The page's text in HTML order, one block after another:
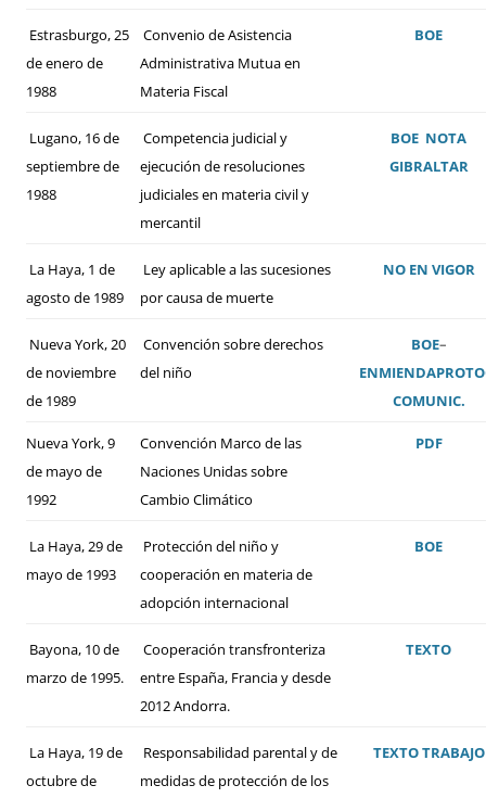
Estrasburgo, 25
de enero de
1988
Convenio de Asistencia
Administrativa Mutua en
Materia Fiscal
BOE
Lugano, 16 de
septiembre de
1988
Competencia judicial y
ejecución de resoluciones
judiciales en materia civil y
mercantil
BOE NOTA
GIBRALTAR
La Haya, 1 de
agosto de 1989
Ley aplicable a las sucesiones
por causa de muerte
NO EN VIGOR
Nueva York, 20
de noviembre
de 1989
Convención sobre derechos
del niño
BOE–
ENMIENDA
COMUNIC.
Nueva York, 9
de mayo de
1992
Convención Marco de las
Naciones Unidas sobre
Cambio Climático
PDF
La Haya, 29 de
mayo de 1993
Protección del niño y
cooperación en materia de
adopción internacional
BOE
Bayona, 10 de
marzo de 1995.
Cooperación transfronteriza
entre España, Francia y desde
2012 Andorra.
TEXTO
La Haya, 19 de
octubre de
Responsabilidad parental y de
medidas de protección de los
TEXTOTRABAJO